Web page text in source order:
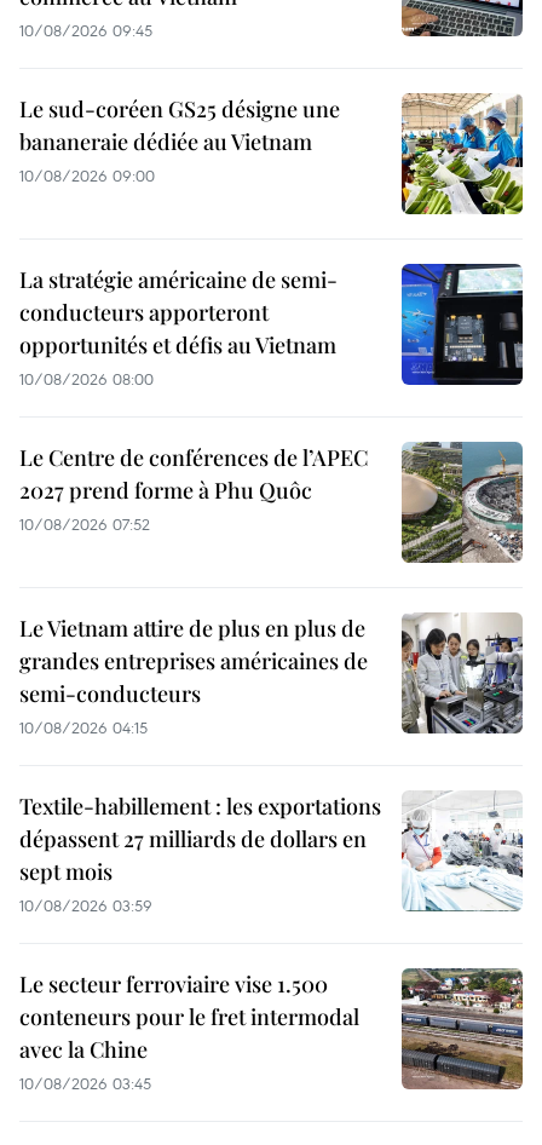
10/08/2026 09:45
Le sud-coréen GS25 désigne une
bananeraie dédiée au Vietnam
10/08/2026 09:00
La stratégie américaine de semi-
conducteurs apporteront
opportunités et défis au Vietnam
10/08/2026 08:00
Le Centre de conférences de l’APEC
2027 prend forme à Phu Quôc
10/08/2026 07:52
Le Vietnam attire de plus en plus de
grandes entreprises américaines de
semi-conducteurs
10/08/2026 04:15
Textile-habillement : les exportations
dépassent 27 milliards de dollars en
sept mois
10/08/2026 03:59
Le secteur ferroviaire vise 1.500
conteneurs pour le fret intermodal
avec la Chine
10/08/2026 03:45